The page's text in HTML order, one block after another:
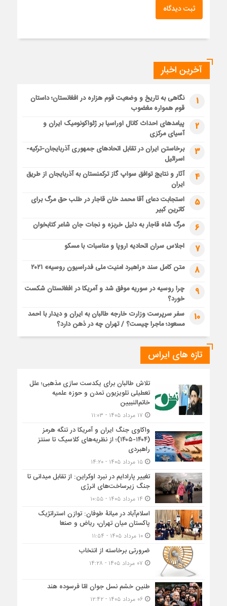
ثبت دیدگاه
آخرین اخبار
1
نگاهی به تاریخ و وضعیت قوم هزاره در افغانستان؛ داستان
قوم همواره مغضوب
2
پیامدهای احداث کانال اوراسیا بر ژئواکونومیک ایران و
آسیای مرکزی
3
برخاستن ایران در تقابل اتحادهای جمهوری آذربایجان-ترکیه-
اسرائیل
4
آثار و نتایج توافق سواپ گاز ترکمنستان به آذربایجان از طریق
ایران
5
استجابت دعای آقا محمد خان قاجار در طلب حق مرگ برای
کاترین کبیر
6 مرگ شاه قاجار به دلیل خربزه و نجات جان شاعر کتابخوان
7 اجلاس سران اتحادیه اروپا و مناسبات با مسکو
8 متن کامل سند «راهبرد امنیت ملی فدراسیون روسیه» ۲۰۲۱
9
چرا روسیه در سوریه موفق شد و آمریکا در افغانستان شکست
خورد؟
10
سفر سرپرست وزارت خارجه طالبان به ایران و دیدار با احمد
مسعود؛ ماجرا چیست؟ / تهران چه در ذهن دارد؟
تازه های ایراس
تلاش طالبان برای یکدست سازی مذهبی؛ علل
تعطیلی تلویزیون تمدن و حوزه علمیه
خاتم‌النبیین
واکاوی جنگ ایران و آمریکا در تنگه هرمز
(۱۴۰۴-۱۴۰۵)؛ از نظریه‌های کلاسیک تا سنتز
راهبردی
۱۵ مرداد ۱۴۰۵ - ۱۴:۲۰
تغییر پارادایم در نبرد اوکراین: از تقابل میدانی تا
جنگ زیرساخت‌های انرژی
اسلام‌آباد در میانۀ طوفان: توازن استراتژیک
پاکستان میان تهران، ریاض و صنعا
۱۰ مرداد ۱۴۰۵ - ۱۱:۵۴
ضرورتی برخاسته از انتخاب
طنین خشم نسل جوان امّا فرسوده هند
۰۶ مرداد ۱۴۰۵ - ۱۲:۴۲